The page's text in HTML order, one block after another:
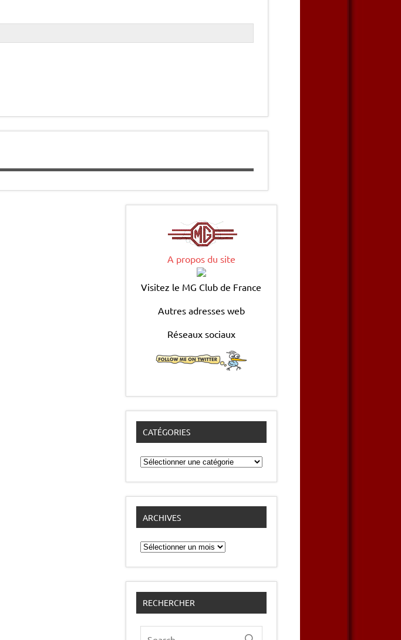
A propos du site
Visitez le MG Club de France
Autres adresses web
Réseaux sociaux
CATÉGORIES
Catégories
ARCHIVES
Archives
RECHERCHER